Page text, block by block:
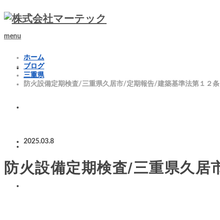
menu
ホーム
ブログ
三重県
防火設備定期検査/三重県久居市/定期報告/建築基準法第１２
2025.03.8
防火設備定期検査/三重県久